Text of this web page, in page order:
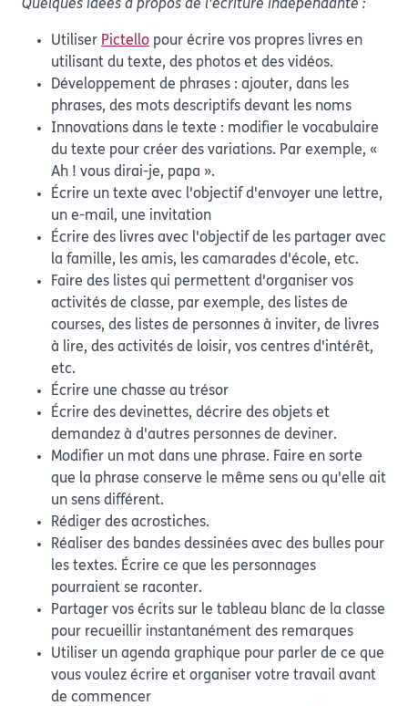
Quelques idées à propos de l'écriture indépendante :
Utiliser Pictello pour écrire vos propres livres en
utilisant du texte, des photos et des vidéos.
Développement de phrases : ajouter, dans les
phrases, des mots descriptifs devant les noms
Innovations dans le texte : modifier le vocabulaire
du texte pour créer des variations. Par exemple, «
Ah ! vous dirai-je, papa ».
Écrire un texte avec l'objectif d'envoyer une lettre,
un e-mail, une invitation
Écrire des livres avec l'objectif de les partager avec
la famille, les amis, les camarades d'école, etc.
Faire des listes qui permettent d'organiser vos
activités de classe, par exemple, des listes de
courses, des listes de personnes à inviter, de livres
à lire, des activités de loisir, vos centres d'intérêt,
etc.
Écrire une chasse au trésor
Écrire des devinettes, décrire des objets et
demandez à d'autres personnes de deviner.
Modifier un mot dans une phrase. Faire en sorte
que la phrase conserve le même sens ou qu'elle ait
un sens différent.
Rédiger des acrostiches.
Réaliser des bandes dessinées avec des bulles pour
les textes. Écrire ce que les personnages
pourraient se raconter.
Partager vos écrits sur le tableau blanc de la classe
pour recueillir instantanément des remarques
Utiliser un agenda graphique pour parler de ce que
vous voulez écrire et organiser votre travail avant
de commencer